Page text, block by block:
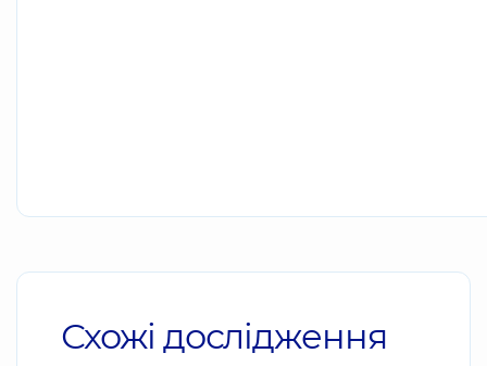
Схожі дослідження